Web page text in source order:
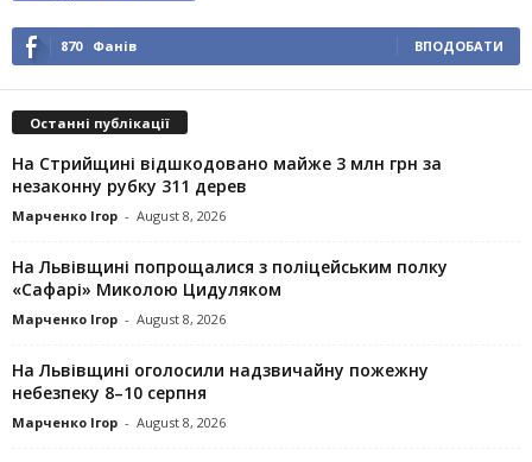
870 Фанів ВПОДОБАТИ
Останні публікації
На Стрийщині відшкодовано майже 3 млн грн за
незаконну рубку 311 дерев
Марченко Ігор - August 8, 2026
На Львівщині попрощалися з поліцейським полку
«Сафарі» Миколою Цидуляком
Марченко Ігор - August 8, 2026
На Львівщині оголосили надзвичайну пожежну
небезпеку 8–10 серпня
Марченко Ігор - August 8, 2026